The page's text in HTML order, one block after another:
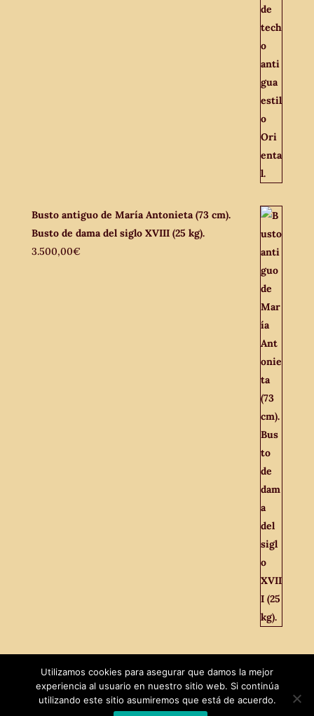
Busto antiguo de María Antonieta (73 cm).
Busto de dama del siglo XVIII (25 kg).
3.500,00€
Utilizamos cookies para asegurar que damos la mejor
experiencia al usuario en nuestro sitio web. Si continúa
utilizando este sitio asumiremos que está de acuerdo.